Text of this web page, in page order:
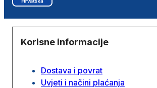
Korisne informacije
Dostava i povrat
Uvjeti i načini plaćanja